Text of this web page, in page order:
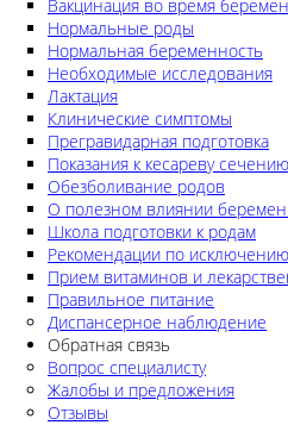
Вакцинация во время
Нормальные роды
Нормальная беременность
Необходимые исследования
Лактация
Клинические симптомы
Прегравидарная подготовка
Показания к кесареву сечению
Обезболивание родов
О полезном влиянии
Школа подготовки к родам
Рекомендации по
Прием витаминов и
Правильное питание
Диспансерное наблюдение
Обратная связь
Вопрос специалисту
Жалобы и предложения
Отзывы